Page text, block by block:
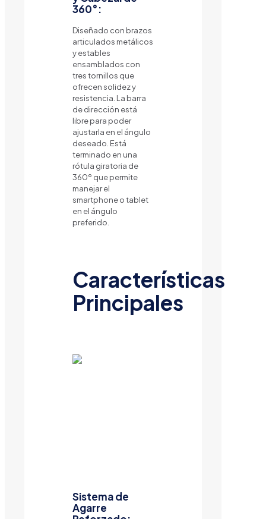
360°:
Diseñado con brazos
articulados metálicos
y estables
ensamblados con
tres tornillos que
ofrecen solidez y
resistencia. La barra
de dirección está
libre para poder
ajustarla en el ángulo
deseado. Está
terminado en una
rótula giratoria de
360º que permite
manejar el
smartphone o tablet
en el ángulo
preferido.
Características
Principales
Sistema de
Agarre